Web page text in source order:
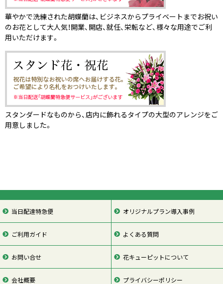
華やかで洗練された胡蝶蘭は、ビジネスからプライベートまでお祝い
のお花として大人気！開業、開店、就任、栄転など、様々な用途でご利
用いただけます。
スタンダードなものから、店内に飾れるタイプの大型のアレンジをご
用意しました。
当日配達特急便 オリジナルプラン導入事例
ご利用ガイド よくある質問
お問い合せ 花キューピットについて
会社概要 プライバシーポリシー